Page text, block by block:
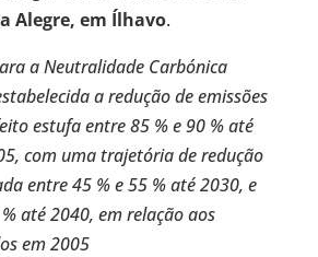
Alegre, em Ílhavo.
a Neutralidade Carbónica
a redução de emissões
estufa entre 85 % e 90 % até
com uma trajetória de redução
entre 45 % e 55 % até 2030, e
até 2040, em relação aos
em 2005